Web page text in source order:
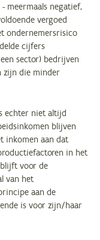
meermaals negatief,
vergoed
ondernemersrisico
cijfers
sector) bedrijven
zijn die minder
echter niet altijd
blijven
inkomen aan dat
in het
voor de
van het
aan de
is voor zijn/haar